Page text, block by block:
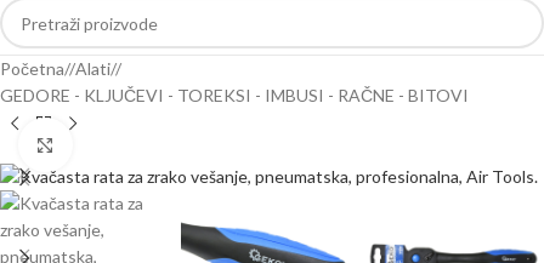
Početna/ Alati/
GEDORE - KLJUČEVI - TOREKSI - IMBUSI - RAČNE - BITOVI